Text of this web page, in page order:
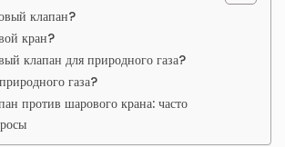
клапан?
кран?
клапан для природного газа?
газа?
против шарового крана: часто